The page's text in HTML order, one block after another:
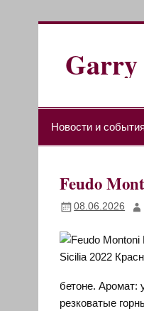
Перейти
Новости и события
Feudo
08.06.2026
бетоне. Аромат:
резковатые